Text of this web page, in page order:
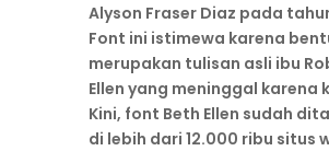
Alyson Fraser Diaz pada
Font ini istimewa karena
merupakan tulisan asli ibu
Ellen yang meninggal karena
Kini, font Beth Ellen sudah
di lebih dari 12.000 ribu situs